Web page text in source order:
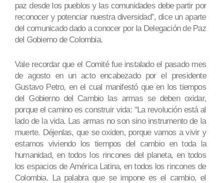
paz desde los pueblos y las comunidades debe partir por
reconocer y potenciar nuestra diversidad”, dice un aparte
del comunicado dado a conocer por la Delegación de Paz
del Gobierno de Colombia.
Vale recordar que el Comité fue instalado el pasado mes
de agosto en un acto encabezado por el presidente
Gustavo Petro, en el cual manifestó que en los tiempos
del Gobierno del Cambio las armas se deben oxidar,
porque el camino es construir vida: “La revolución está al
lado de la vida. Las armas no son sino instrumento de la
muerte. Déjenlas, que se oxiden, porque vamos a vivir y
estamos viviendo los tiempos del cambio en toda la
humanidad, en todos los rincones del planeta, en todos
los espacios de América Latina, en todos los rincones de
Colombia. La palabra que se impone es el cambio, el